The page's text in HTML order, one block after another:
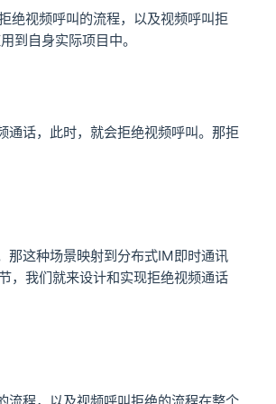
绝视频呼叫的流程，以及视频呼叫拒
到自身实际项目中。
通话，此时，就会拒绝视频呼叫。那拒
那这种场景映射到分布式IM即时通讯
，我们就来设计和实现拒绝视频通话